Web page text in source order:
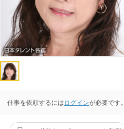
仕事を依頼するには ログインが必要です。